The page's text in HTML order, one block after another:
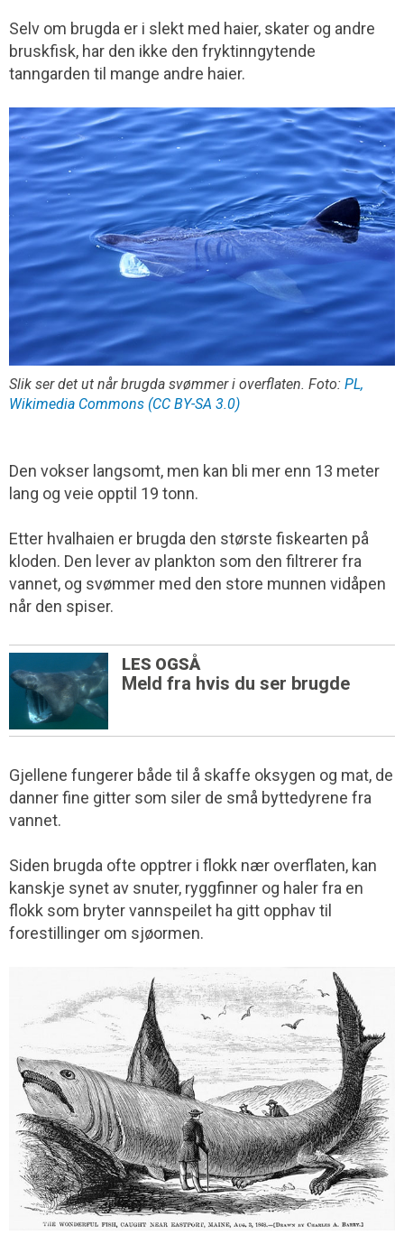
Selv om brugda er i slekt med haier, skater og andre
bruskfisk, har den ikke den fryktinngytende
tanngarden til mange andre haier.
Slik ser det ut når brugda svømmer i overflaten. Foto: PL,
Wikimedia Commons (CC BY-SA 3.0)
Den vokser langsomt, men kan bli mer enn 13 meter
lang og veie opptil 19 tonn.
Etter hvalhaien er brugda den største fiskearten på
kloden. Den lever av plankton som den filtrerer fra
vannet, og svømmer med den store munnen vidåpen
når den spiser.
LES OGSÅ
Meld fra hvis du ser brugde
Gjellene fungerer både til å skaffe oksygen og mat, de
danner fine gitter som siler de små byttedyrene fra
vannet.
Siden brugda ofte opptrer i flokk nær overflaten, kan
kanskje synet av snuter, ryggfinner og haler fra en
flokk som bryter vannspeilet ha gitt opphav til
forestillinger om sjøormen.